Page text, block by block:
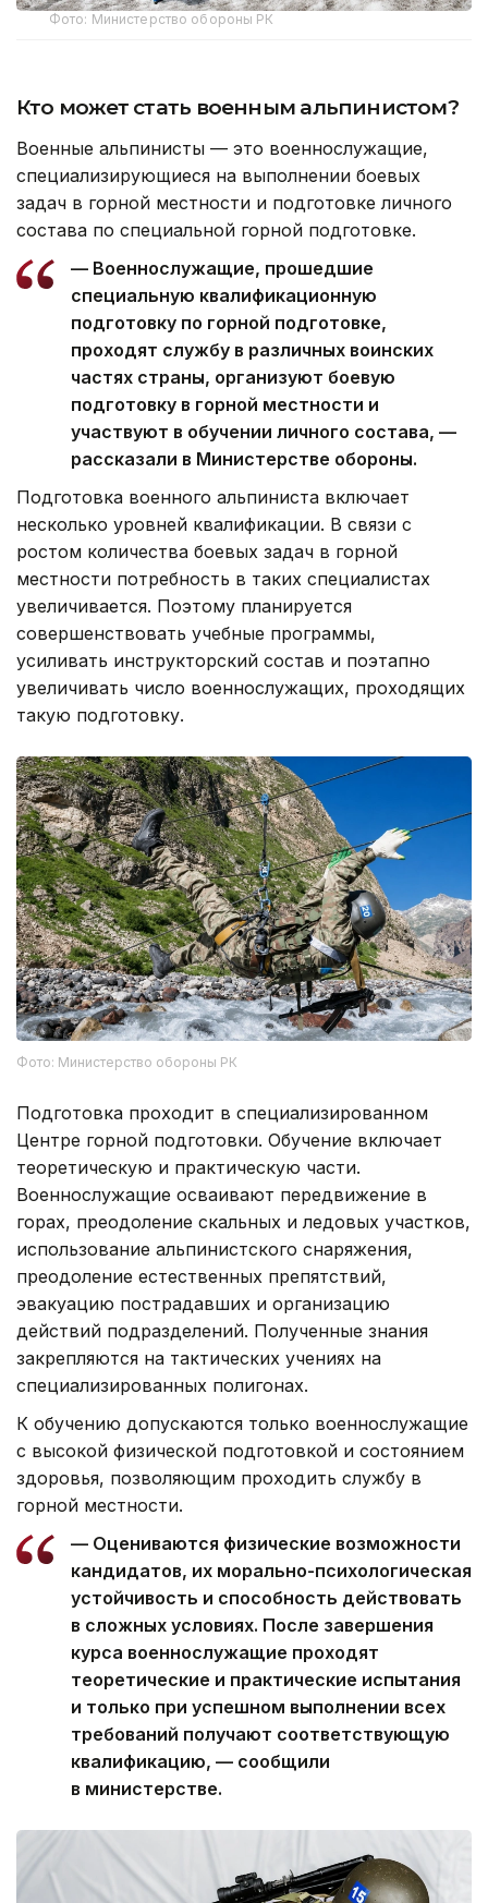
Фото: Министерство обороны РК
Кто может стать военным альпинистом?
Военные альпинисты — это военнослужащие,
специализирующиеся на выполнении боевых
задач в горной местности и подготовке личного
состава по специальной горной подготовке.
— Военнослужащие, прошедшие
специальную квалификационную
подготовку по горной подготовке,
проходят службу в различных воинских
частях страны, организуют боевую
подготовку в горной местности и
участвуют в обучении личного состава, —
рассказали в Министерстве обороны.
Подготовка военного альпиниста включает
несколько уровней квалификации. В связи с
ростом количества боевых задач в горной
местности потребность в таких специалистах
увеличивается. Поэтому планируется
совершенствовать учебные программы,
усиливать инструкторский состав и поэтапно
увеличивать число военнослужащих, проходящих
такую подготовку.
Фото: Министерство обороны РК
Подготовка проходит в специализированном
Центре горной подготовки. Обучение включает
теоретическую и практическую части.
Военнослужащие осваивают передвижение в
горах, преодоление скальных и ледовых участков,
использование альпинистского снаряжения,
преодоление естественных препятствий,
эвакуацию пострадавших и организацию
действий подразделений. Полученные знания
закрепляются на тактических учениях на
специализированных полигонах.
К обучению допускаются только военнослужащие
с высокой физической подготовкой и состоянием
здоровья, позволяющим проходить службу в
горной местности.
— Оцениваются физические возможности
кандидатов, их морально-психологическая
устойчивость и способность действовать
в сложных условиях. После завершения
курса военнослужащие проходят
теоретические и практические испытания
и только при успешном выполнении всех
требований получают соответствующую
квалификацию, — сообщили
в министерстве.